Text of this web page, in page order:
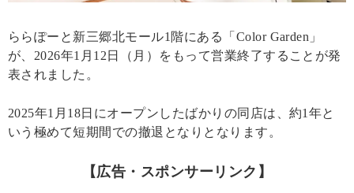
ららぽーと新三郷北モール1階にある「Color Garden」
が、2026年1月12日（月）をもって営業終了することが発
表されました。
2025年1月18日にオープンしたばかりの同店は、約1年と
いう極めて短期間での撤退となりとなります。
【広告・スポンサーリンク】